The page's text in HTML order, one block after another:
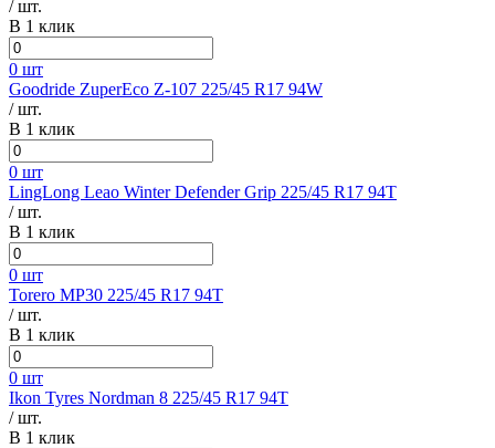
/ шт.
В 1 клик
0 шт
Goodride ZuperEco Z-107 225/45 R17 94W
/ шт.
В 1 клик
0 шт
LingLong Leao Winter Defender Grip 225/45 R17 94T
/ шт.
В 1 клик
0 шт
Torero MP30 225/45 R17 94T
/ шт.
В 1 клик
0 шт
Ikon Tyres Nordman 8 225/45 R17 94T
/ шт.
В 1 клик